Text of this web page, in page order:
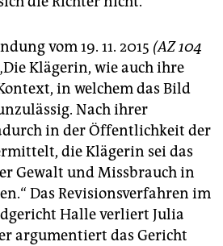
vom 19. 11. 2015 (AZ 104
Klägerin, wie auch ihre
in welchem das Bild
Nach ihrer
in der Öffentlichkeit der
die Klägerin sei das
Gewalt und Missbrauch in
Das Revisionsverfahren im
Halle verliert Julia
argumentiert das Gericht